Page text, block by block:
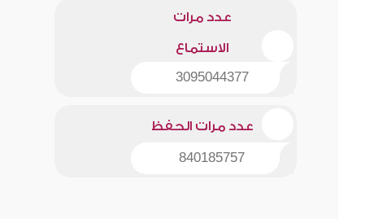
عدد مرات
الاستماع
3095044377
عدد مرات الحفظ
840185757